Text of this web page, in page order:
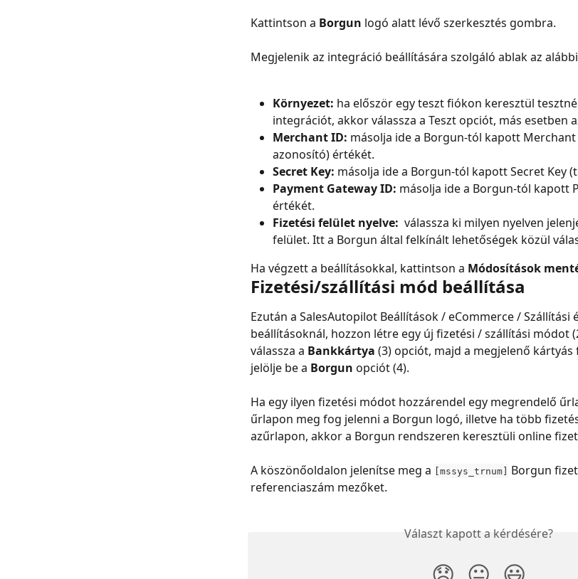
Kattintson a Borgun logó alatt lévő szerkesztés gombra.
Megjelenik az integráció beállítására szolgáló ablak az
Környezet: ha először egy teszt fiókon keresztül
integrációt, akkor válassza a Teszt opciót, más esetben
Merchant ID: másolja ide a Borgun-tól kapott
azonosító) értékét.
Secret Key: másolja ide a Borgun-tól kapott Secret Key
Payment Gateway ID: másolja ide a Borgun-tól kapott
értékét.
Fizetési felület nyelve: válassza ki milyen nyelven
felület. Itt a Borgun által felkínált lehetőségek közül
Ha végzett a beállításokkal, kattintson a Módosítások
Fizetési/szállítási mód beállítása
Ezután a SalesAutopilot Beállítások / eCommerce / Szállítási
beállításoknál, hozzon létre egy új fizetési / szállítási módot
válassza a Bankkártya (3) opciót, majd a megjelenő
jelölje be a Borgun opciót (4).
Ha egy ilyen fizetési módot hozzárendel egy megrendelő
űrlapon meg fog jelenni a Borgun logó, illetve ha több
azűrlapon, akkor a Borgun rendszeren keresztüli online
A köszönőoldalon jelenítse meg a [mssys_trnum]
Borgun
referenciaszám mezőket.
Választ kapott a kérdésére?